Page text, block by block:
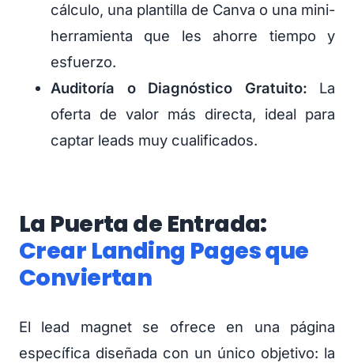
cálculo, una plantilla de Canva o una mini-
herramienta que les ahorre tiempo y
esfuerzo.
Auditoría o Diagnóstico Gratuito: La
oferta de valor más directa, ideal para
captar leads muy cualificados.
La Puerta de Entrada:
Crear Landing Pages que
Conviertan
El lead magnet se ofrece en una página
específica diseñada con un único objetivo: la